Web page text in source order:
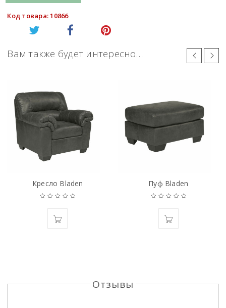
Код товара: 10866
Вам также будет интересно…
Кресло Bladen Пуф Bladen
Отзывы